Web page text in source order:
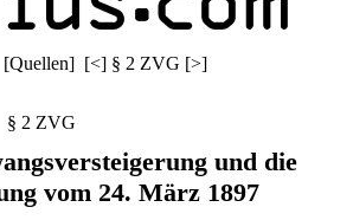
Quellen] [<] § 2 ZVG [>]
§ 2 ZVG
und die
vom 24. März 1897